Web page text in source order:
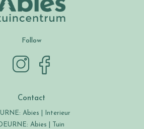
Follow
Contact
Abies | Interieur
DEURNE: Abies | Tuin